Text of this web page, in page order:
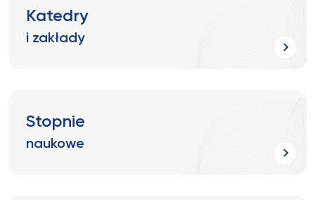
Katedry
i zakłady
Stopnie
naukowe